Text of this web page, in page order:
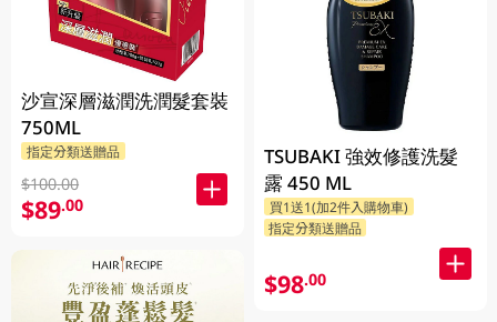
沙宣深層滋潤洗潤髮套裝
750ML
指定分類送贈品
$100.00
$89.00
TSUBAKI 強效修護洗髮
露 450 ML
買1送1(加2件入購物車)
指定分類送贈品
$98.00